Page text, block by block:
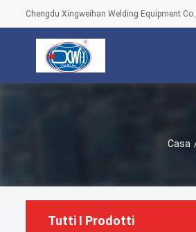
Chengdu Xingweihan Welding Equipment
Casa
Tutti I Prodotti